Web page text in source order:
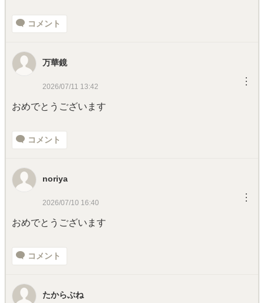
コメント
万華鏡
2026/07/11 13:42 ︙
おめでとうございます
コメント
noriya
2026/07/10 16:40 ︙
おめでとうございます
コメント
たからぶね